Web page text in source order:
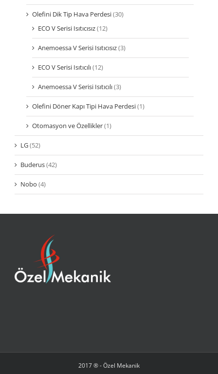
Olefini Dik Tip Hava Perdesi(30)
ECO V Serisi Isıtıcısız(12)
Anemoessa V Serisi Isıtıcısız(3)
ECO V Serisi Isıtıcılı(12)
Anemoessa V Serisi Isıtıcılı(3)
Olefini Döner Kapı Tipi Hava Perdesi(1)
Otomasyon ve Özellikler(1)
LG(52)
Buderus(42)
Nobo (4)
2017 ® - Özel Mekanik